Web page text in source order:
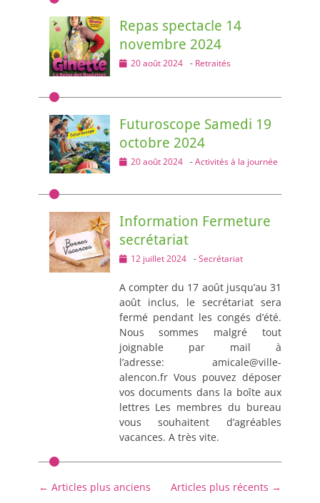
Repas spectacle 14
novembre 2024
Posted
20 août 2024 - Retraités
Futuroscope Samedi 19
octobre 2024
Posted
20 août 2024 -Activités à la journée
Information Fermeture
secrétariat
Posted12 juillet 2024 -Secrétariat
A compter du 17 août jusqu’au 31
août inclus, le secrétariat sera
fermé pendant les congés d’été.
Nous sommes malgré tout
joignable par mail à
l’adresse: amicale@ville-
alencon.fr Vous pouvez déposer
vos documents dans la boîte aux
lettres Les membres du bureau
vous souhaitent d’agréables
vacances. A très vite.
Navigation
← Articles plus anciens Articles plus récents →